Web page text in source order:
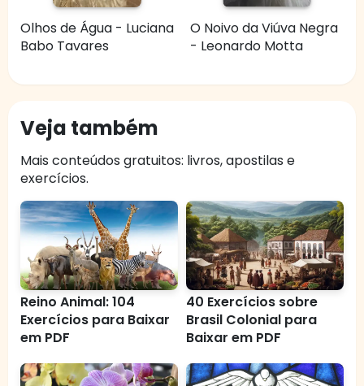
Olhos de Água - Luciana
Babo Tavares
O Noivo da Viúva Negra
- Leonardo Motta
Veja também
Mais conteúdos gratuitos: livros, apostilas e
exercícios.
Reino Animal: 104
Exercícios para Baixar
em PDF
40 Exercícios sobre
Brasil Colonial para
Baixar em PDF